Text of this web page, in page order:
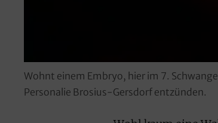
Wohnt einem Embryo, hier im 7.
Personalie Brosius-Gersdorf entzünden.